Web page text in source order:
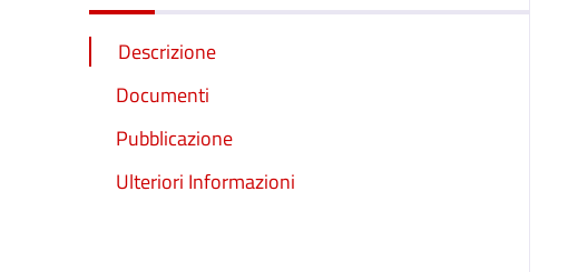
Descrizione
Documenti
Pubblicazione
Ulteriori Informazioni